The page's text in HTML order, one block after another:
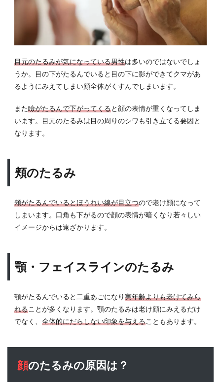
は？
2.1
表情
衰え
る
2.2
肉の
2.3
紫外
線を
浴び
タバ
2.5
質の
睡眠
けて
3
目元のたるみが気になっている男性は多いのではないでしょ
うか。目の下がたるんでいると目の下に影ができてクマがあ
るようにみえてしまい顔全体がくすんでしまいます。
また瞼がたるんで下がってくると顔の表情が重くなってしま
います。目元のたるみは目の周りのシワも引き立てる要因と
なります。
頬のたるみ
頬がたるんでいるとほうれい線が目立つので老け顔になって
しまいます。口角も下がるので顔の表情が暗くなり若々しい
イメージからは遠ざかります。
顎・フェイスラインのたるみ
顎がたるんでいると二重あごになり実年齢よりも老けてみら
れることが多くなります。顎のたるみは老け顔にみえるだけ
でなく、 全体的にだらしない印象を与えることもあります。
顔のたるみの原因は？